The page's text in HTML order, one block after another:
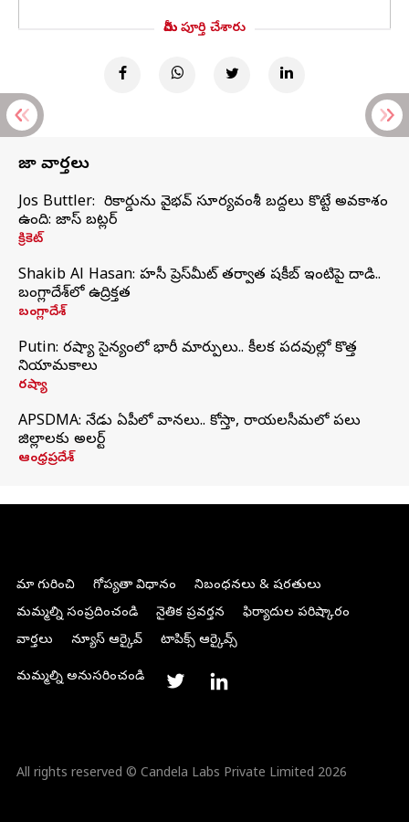
మీరు పూర్తి చేశారు
తాజా వార్తలు
Jos Buttler: నా రికార్డును వైభవ్ సూర్యవంశీ బద్దలు కొట్టే అవకాశం
ఉంది: జాస్ బట్లర్
క్రికెట్
Shakib Al Hasan: హసీనా ప్రెస్‌మీట్‌ తర్వాత షకీబ్‌ ఇంటిపై దాడి..
బంగ్లాదేశ్‌లో ఉద్రిక్తత
బంగ్లాదేశ్
Putin: రష్యా సైన్యంలో భారీ మార్పులు.. కీలక పదవుల్లో కొత్త
నియామకాలు
రష్యా
APSDMA: నేడు ఏపీలో వానలు.. కోస్తా, రాయలసీమలో పలు
జిల్లాలకు అలర్ట్
ఆంధ్రప్రదేశ్
మా గురించి గోప్యతా విధానం
నిబంధనలు & షరతులు
మమ్మల్ని సంప్రదించండి
నైతిక ప్రవర్తన
ఫిర్యాదుల పరిష్కారం
వార్తలు
న్యూస్ ఆర్కైవ్ టాపిక్స్ ఆర్కైవ్స్
మమ్మల్ని అనుసరించండి
All rights reserved © Candela Labs Private Limited 2026